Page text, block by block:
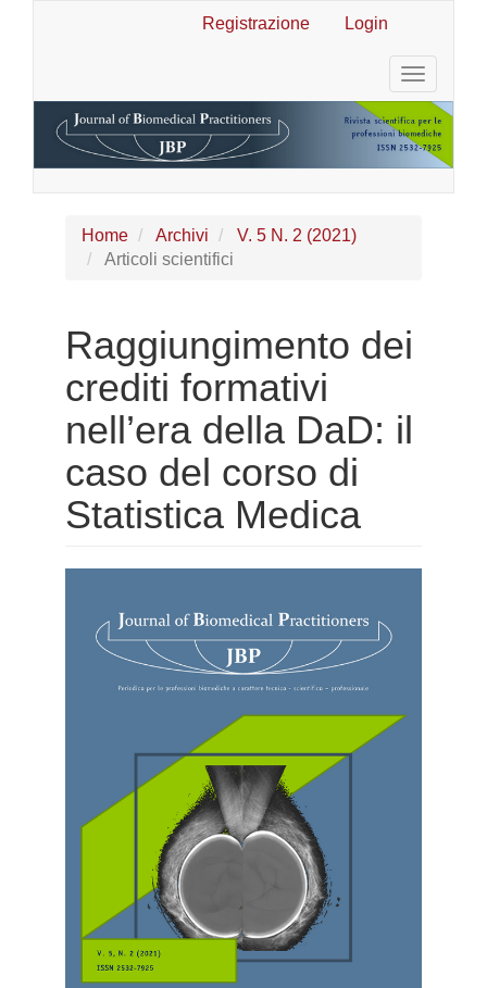
Barra
laterale
Registrazione Login
Toggle
Home Archivi
V. 5 N. 2 (2021)
Articoli scientifici
Raggiungimento dei
crediti formativi
nell’era della DaD: il
caso del corso di
Statistica Medica
laterale
dell'articolo